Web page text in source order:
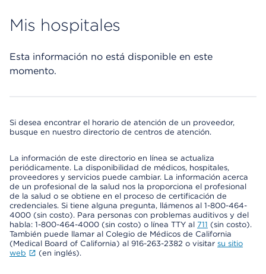
Mis hospitales
Esta información no está disponible en este
momento.
Si desea encontrar el horario de atención de un proveedor,
busque en nuestro directorio de centros de atención.
La información de este directorio en línea se actualiza
periódicamente. La disponibilidad de médicos, hospitales,
proveedores y servicios puede cambiar. La información acerca
de un profesional de la salud nos la proporciona el profesional
de la salud o se obtiene en el proceso de certificación de
credenciales. Si tiene alguna pregunta, llámenos al 1-800-464-
4000 (sin costo). Para personas con problemas auditivos y del
habla: 1-800-464-4000 (sin costo) o línea TTY al 711 (sin costo).
También puede llamar al Colegio de Médicos de California
(Medical Board of California) al 916-263-2382 o visitar su sitio
web
(en inglés).